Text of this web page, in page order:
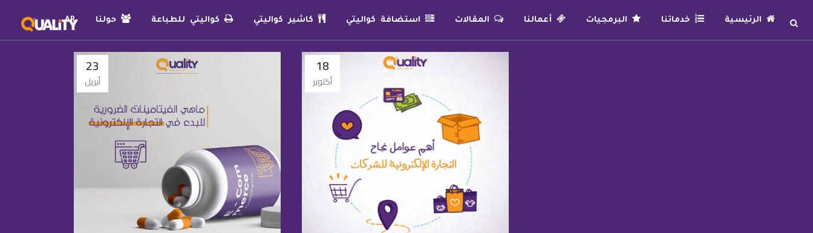
الرئيسية خدماتنا البرمجيات أعمالنا المقالات استضافة كواليتي كاشير كواليتي كواليتي للطباعة حولنا AR
23
أبريل
18
أكتوبر